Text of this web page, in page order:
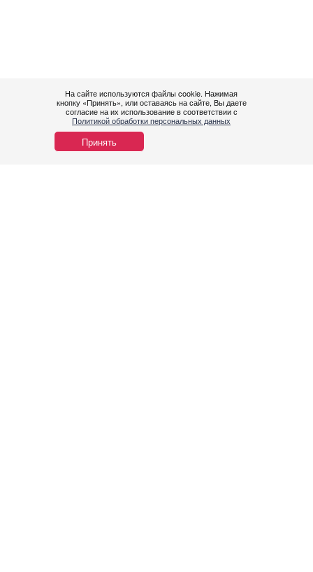
На сайте используются файлы cookie. Нажимая
кнопку «Принять», или оставаясь на сайте, Вы даете
согласие на их использование в соответствии с
Политикой обработки персональных данных
Принять